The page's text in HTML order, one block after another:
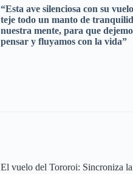
“Esta ave silenciosa con su
teje todo un manto de
nuestra mente, para que
pensar y fluyamos con la vida”
El vuelo del Tororoi: Sincroniza la